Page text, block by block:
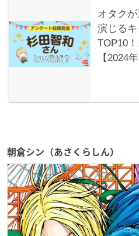
朝倉シン（あさくらしん）